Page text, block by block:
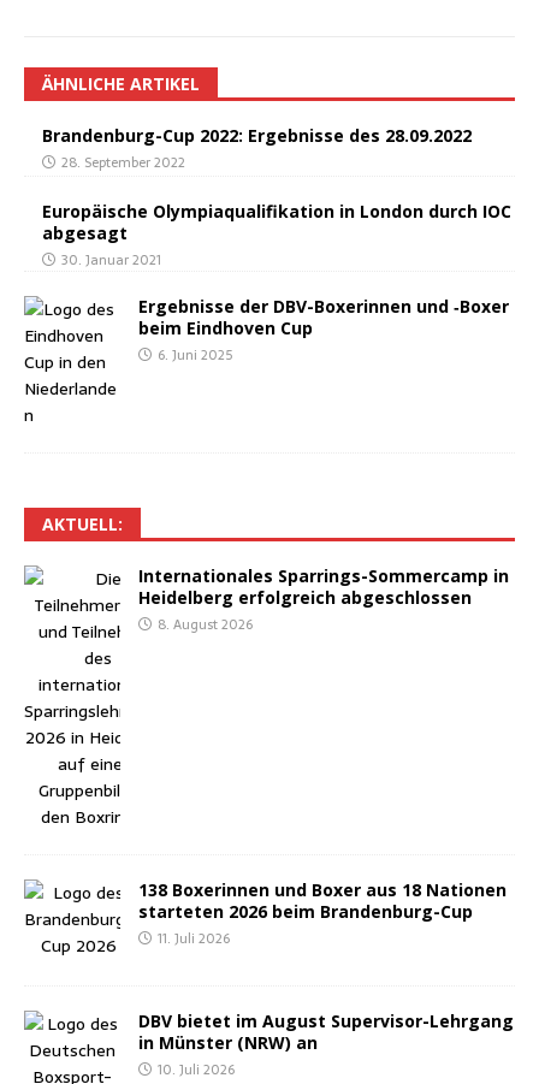
ÄHNLICHE ARTIKEL
Bran­den­burg-Cup 2022: Ergeb­nis­se des 28.09.2022
28. September 2022
Euro­päi­sche Olym­pia­qua­li­fi­ka­ti­on in Lon­don durch IOC
abgesagt
30. Januar 2021
Ergeb­nis­se der DBV-Boxe­rin­nen und ‑Boxer
beim Eind­ho­ven Cup
6. Juni 2025
AKTU­ELL:
Inter­na­tio­na­les Spar­rings-Som­mer­camp in
Hei­del­berg erfolg­reich abgeschlossen
8. August 2026
138 Boxe­rin­nen und Boxer aus 18 Natio­nen
star­te­ten 2026 beim Brandenburg-Cup
11. Juli 2026
DBV bie­tet im August Super­vi­sor-Lehr­gang
in Müns­ter (NRW) an
10. Juli 2026